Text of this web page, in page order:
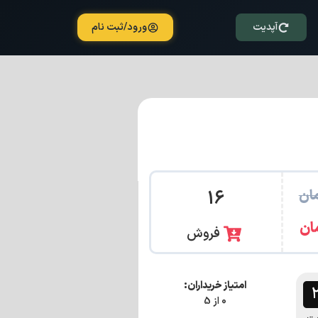
آپدیت ورود/ثبت نام
16
فروش
امتیاز خریداران:
0 از 5